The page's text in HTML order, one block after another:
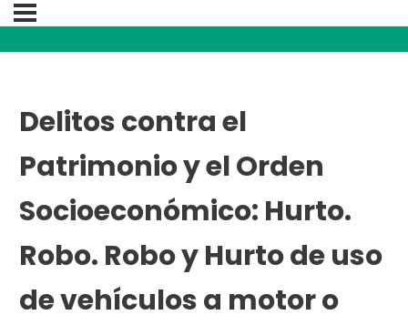
Delitos contra el
Patrimonio y el Orden
Socioeconómico: Hurto.
Robo. Robo y Hurto de uso
de vehículos a motor o